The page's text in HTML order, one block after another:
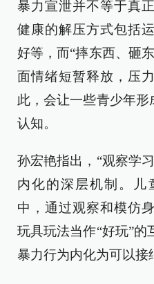
暴力宣泄并不等于真
健康的解压方式包括
好等，而“摔东西、砸
面情绪短暂释放，压
此，会让一些青少年形
认知。
孙宏艳指出，“观察学
内化的深层机制。儿
中，通过观察和模仿
玩具玩法当作“好玩”
暴力行为内化为可以接